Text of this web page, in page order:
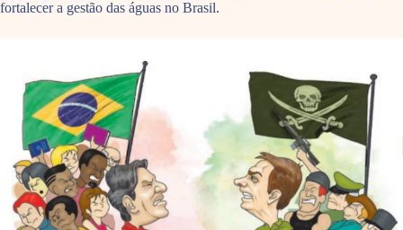
fortalecer a gestão das águas no Brasil.